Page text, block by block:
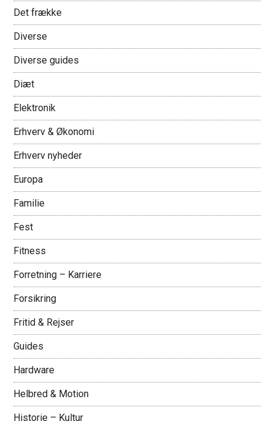
Det frække
Diverse
Diverse guides
Diæt
Elektronik
Erhverv & Økonomi
Erhverv nyheder
Europa
Familie
Fest
Fitness
Forretning – Karriere
Forsikring
Fritid & Rejser
Guides
Hardware
Helbred & Motion
Historie – Kultur